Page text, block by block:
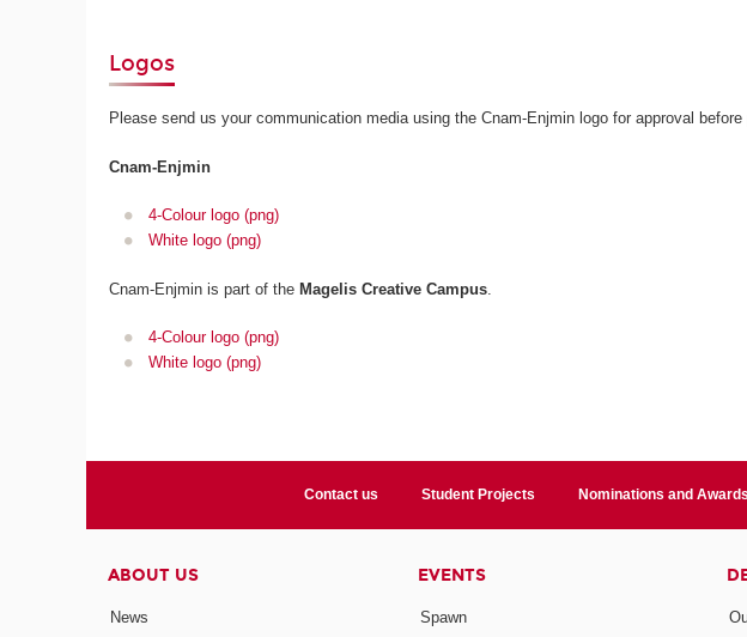
Logos
Please send us your communication media using the Cnam-Enjmin logo for approval
Cnam-Enjmin
4-Colour logo (png)
White logo (png)
Cnam-Enjmin is part of the Magelis Creative Campus
4-Colour logo (png)
White logo (png)
Contact us Student Projects Nominations and Awards
ABOUT US
News
EVENTS
Spawn